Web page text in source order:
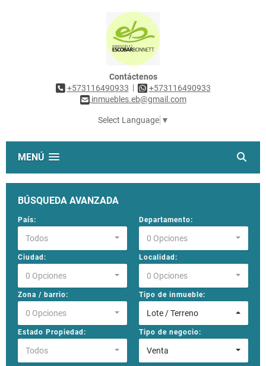
Contáctenos
+573116490933 |
+573116490933
inmuebles.eb@gmail.com
Select Language ▼
MENÚ
BÚSQUEDA AVANZADA
País:
Todos
Departamento:
0 Opciones
Ciudad:
0 Opciones
Localidad:
0 Opciones
Zona / barrio:
0 Opciones
Tipo de inmueble:
Lote / Terreno
Estado Propiedad:
Todos
Tipo de negocio:
Venta